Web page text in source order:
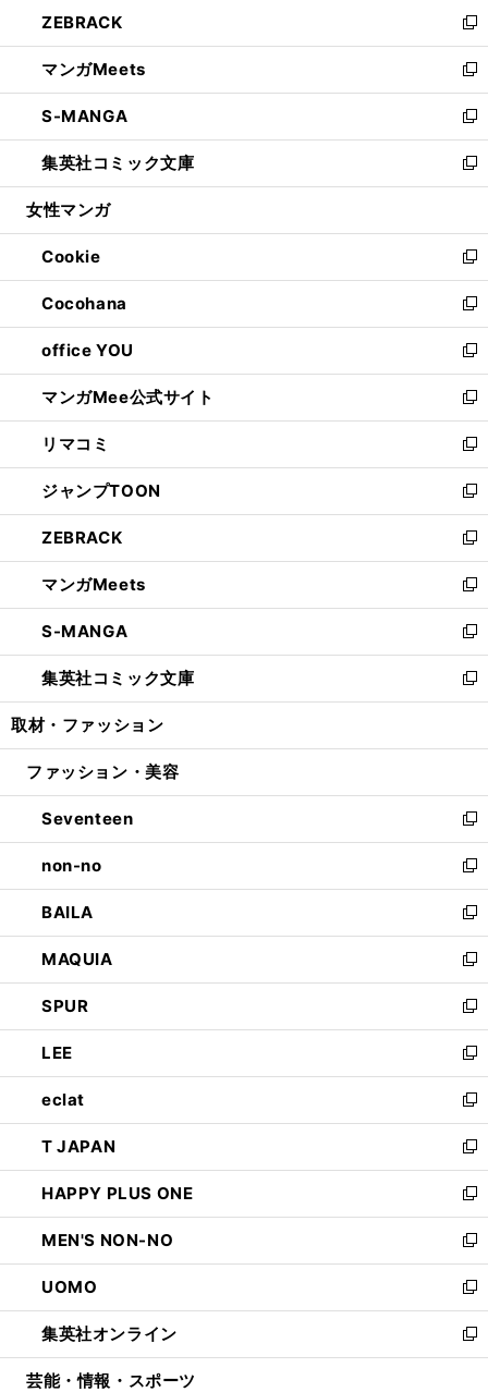
く
で
開
く
ド
ウ
で
開
く
ィ
ン
ド
ウ
で
開
く
い
ウ
ィ
ン
ド
ウ
で
開
ZEBRACK
新
し
い
ウ
ィ
ン
ド
ウ
開
く
マンガMeets
新
し
い
ウ
ィ
ン
ウ
で
開
く
S-MANGA
新
し
い
ウ
ン
ド
ウ
で
開
く
集英社コミック文庫
新
し
ウ
ィ
ン
ド
ウ
で
開
く
女性マンガ
Cookie
新
し
い
ウ
ィ
ン
ド
ウ
で
開
く
Cocohana
新
し
い
ウ
ィ
ン
ド
ウ
で
開
く
office YOU
新
し
い
ウ
ィ
ン
ド
ウ
で
開
く
マンガMee公式サイト
新
し
い
ウ
ィ
ン
ド
ウ
で
開
く
リマコミ
新
し
い
ウ
ィ
ン
ド
ウ
で
開
く
ジャンプTOON
新
し
い
ウ
ィ
ン
ド
ウ
で
開
ZEBRACK
新
し
い
ウ
ィ
ン
ド
ウ
開
マンガMeets
新
し
い
ウ
ィ
ン
ウ
開
く
S-MANGA
新
し
い
ウ
ン
ウ
で
開
く
集英社コミック文庫
新
し
ウ
ン
ド
ウ
で
開
く
取材・ファッション
ファッション・美容
Seventeen
新
し
い
ウ
ィ
ン
ド
ウ
で
開
く
non-no
新
し
い
ウ
ィ
ン
ド
ウ
で
開
く
BAILA
新
し
い
ウ
ィ
ン
ド
ウ
で
開
く
MAQUIA
新
し
い
ウ
ィ
ン
ド
ウ
で
開
く
SPUR
新
し
い
ウ
ィ
ン
ド
ウ
で
開
く
LEE
新
し
い
ウ
ィ
ン
ド
ウ
で
開
く
eclat
新
し
い
ウ
ィ
ン
ド
ウ
で
開
く
T JAPAN
新
し
い
ウ
ィ
ン
ド
ウ
で
開
HAPPY PLUS ONE
新
し
い
ウ
ィ
ン
ド
ウ
MEN'S NON-NO
新
し
い
ウ
ィ
ン
UOMO
新
し
い
ウ
集英社オンライン
新
し
芸能・情報・スポーツ